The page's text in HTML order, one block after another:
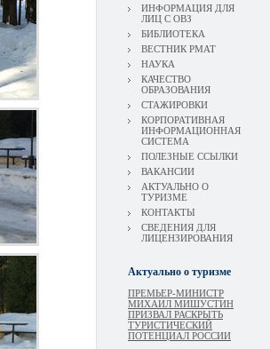
ИНФОРМАЦИЯ ДЛЯ
ЛИЦ С ОВЗ
БИБЛИОТЕКА
ВЕСТНИК РМАТ
НАУКА
КАЧЕСТВО
ОБРАЗОВАНИЯ
СТАЖИРОВКИ
КОРПОРАТИВНАЯ
ИНФОРМАЦИОННАЯ
СИСТЕМА
ПОЛЕЗНЫЕ ССЫЛКИ
ВАКАНСИИ
АКТУАЛЬНО О
ТУРИЗМЕ
КОНТАКТЫ
СВЕДЕНИЯ ДЛЯ
ЛИЦЕНЗИРОВАНИЯ
Актуально о туризме
ПРЕМЬЕР-МИНИСТР
МИХАИЛ МИШУСТИН
ПРИЗВАЛ РАСКРЫТЬ
ТУРИСТИЧЕСКИЙ
ПОТЕНЦИАЛ РОССИИ